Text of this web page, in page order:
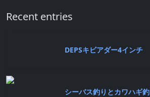
Recent entries
DEPSキビアダー4インチ
シーバス釣りとカワハギ